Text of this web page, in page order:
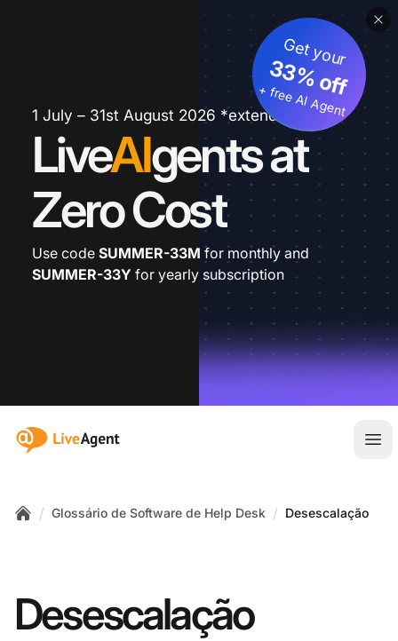
1 July – 31st August 2026 *extended
LiveAIgents at
Zero Cost
Get your
33% off
+ free AI Agent
Use code SUMMER-33M for monthly and
SUMMER-33Y for yearly subscription
:site.title
/ Glossário de Software de Help Desk / Desescalação
Desescalação